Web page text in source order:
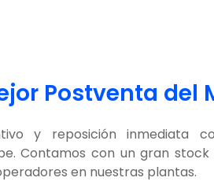
Postventa del
y reposición inmediata
Contamos con un gran
en nuestras plantas.